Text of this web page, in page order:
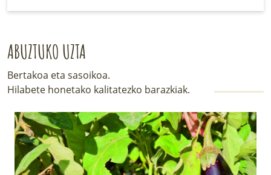
ABUZTUKO UZTA
Bertakoa eta sasoikoa.
Hilabete honetako kalitatezko barazkiak.